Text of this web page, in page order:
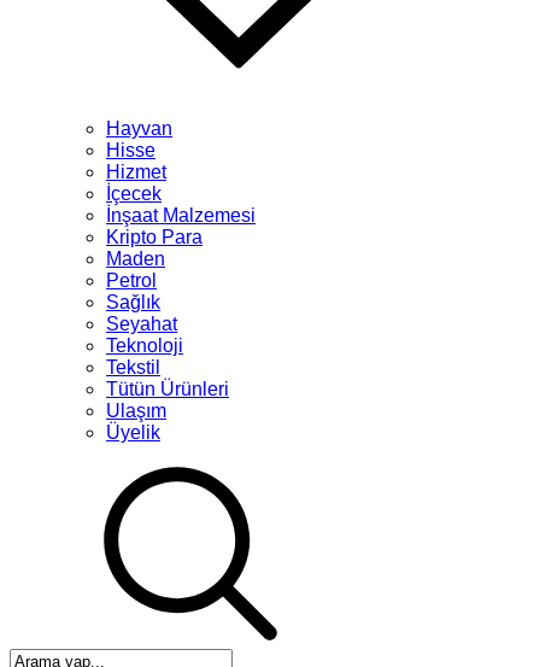
Hayvan
Hisse
Hizmet
İçecek
İnşaat Malzemesi
Kripto Para
Maden
Petrol
Sağlık
Seyahat
Teknoloji
Tekstil
Tütün Ürünleri
Ulaşım
Üyelik